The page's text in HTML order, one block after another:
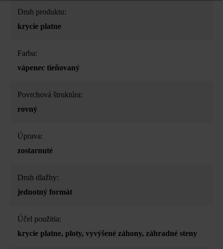
Druh produktu:
krycie platne
Farba:
vápenec tieňovaný
Povrchová štruktúra:
rovný
Úprava:
zostarnuté
Druh dlažby:
jednotný formát
Účel použitia:
krycie platne, ploty, vyvýšené záhony, záhradné steny